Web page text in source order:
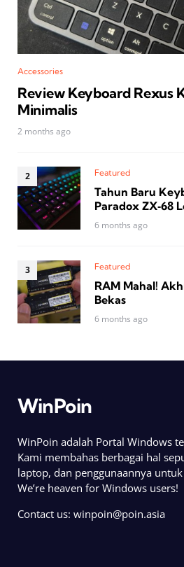
Accessories
Review Keyboard Rexus
Minimalis
2 months ago
Featured
Tahun Baru
Paradox ZX‑68
6 months ago
Featured
RAM Mahal!
Bekas
6 months ago
WinPoin
WinPoin adalah Portal Windows
Kami membahas berbagai hal
laptop, dan penggunaannya
We’re heaven for Windows users!
Contact us: winpoin@poin.asia